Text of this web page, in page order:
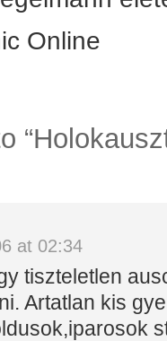
Online
at 02:34
tiszteletlen
Artatlan kis